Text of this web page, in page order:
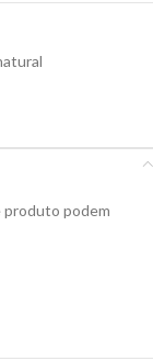
produto podem